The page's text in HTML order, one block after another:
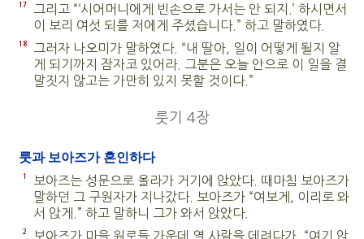
17
그리고 “‘시어머니에게 빈손으로 가서는 안 되지.’ 하시면서
이 보리 여섯 되를 저에게 주셨습니다.” 하고 말하였다.
18
그러자 나오미가 말하였다. “내 딸아, 일이 어떻게 될지 알
게 되기까지 잠자코 있어라. 그분은 오늘 안으로 이 일을 결
말짓지 않고는 가만히 있지 못할 것이다.”
룻기 4장
룻과 보아즈가 혼인하다
1
보아즈는 성문으로 올라가 거기에 앉았다. 때마침 보아즈가
말하던 그 구원자가 지나갔다. 보아즈가 “여보게, 이리로 와
서 앉게.” 하고 말하니 그가 와서 앉았다.
2
보아즈가 마을 원로들 가운데 열 사람을 데려다가, “여기 앉